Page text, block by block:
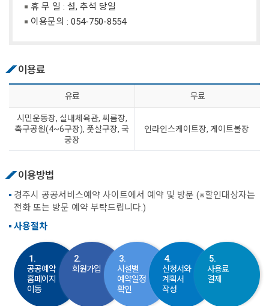
휴 무 일 : 설, 추석 당일
이용문의 : 054-750-8554
이용료
유료 무료
시민운동장, 실내체육관, 씨름장,
축구공원(4~6구장), 풋살구장, 국
궁장
인라인스케이트장, 게이트볼장
이용방법
경주시 공공서비스예약 사이트에서 예약 및 방문 (※할인대상자는
전화 또는 방문 예약 부탁드립니다.)
사용절차
1.
공공예약
홈페이지
이동
2.
회원가입
3.
시설별
예약일정
확인
4.
신청서와
계획서
작성
5.
사용료
결제